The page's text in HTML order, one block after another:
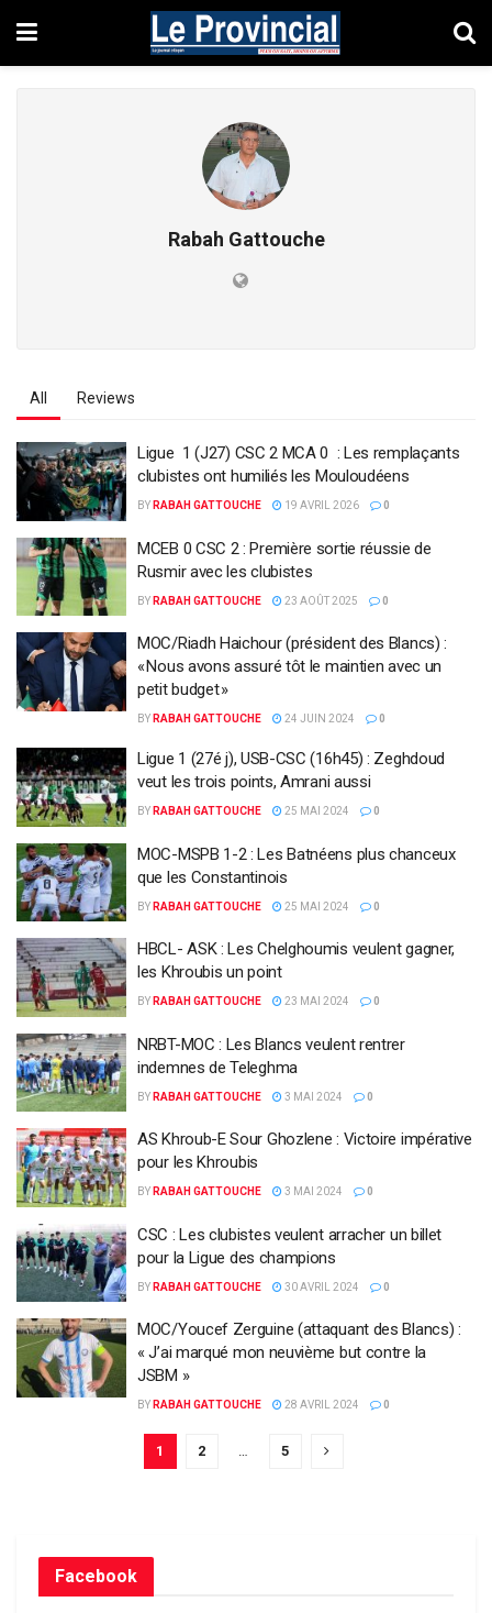
Rabah Gattouche
All Reviews
Ligue 1 (J27) CSC 2 MCA 0 : Les remplaçants
clubistes ont humiliés les Mouloudéens
BY RABAH GATTOUCHE 19 AVRIL 2026 0
MCEB 0 CSC 2 : Première sortie réussie de
Rusmir avec les clubistes
BY RABAH GATTOUCHE 23 AOÛT 2025 0
MOC/Riadh Haichour (président des Blancs) :
« Nous avons assuré tôt le maintien avec un
petit budget »
BY RABAH GATTOUCHE 24 JUIN 2024 0
Ligue 1 (27é j), USB-CSC (16h45) : Zeghdoud
veut les trois points, Amrani aussi
BY RABAH GATTOUCHE 25 MAI 2024 0
MOC-MSPB 1-2 : Les Batnéens plus chanceux
que les Constantinois
BY RABAH GATTOUCHE 25 MAI 2024 0
HBCL- ASK : Les Chelghoumis veulent gagner,
les Khroubis un point
BY RABAH GATTOUCHE 23 MAI 2024 0
NRBT-MOC : Les Blancs veulent rentrer
indemnes de Teleghma
BY RABAH GATTOUCHE 3 MAI 2024 0
AS Khroub-E Sour Ghozlene : Victoire impérative
pour les Khroubis
BY RABAH GATTOUCHE 3 MAI 2024 0
CSC : Les clubistes veulent arracher un billet
pour la Ligue des champions
BY RABAH GATTOUCHE 30 AVRIL 2024 0
MOC/Youcef Zerguine (attaquant des Blancs) :
« J’ai marqué mon neuvième but contre la
JSBM »
BY RABAH GATTOUCHE 28 AVRIL 2024 0
1 2 … 5
Facebook